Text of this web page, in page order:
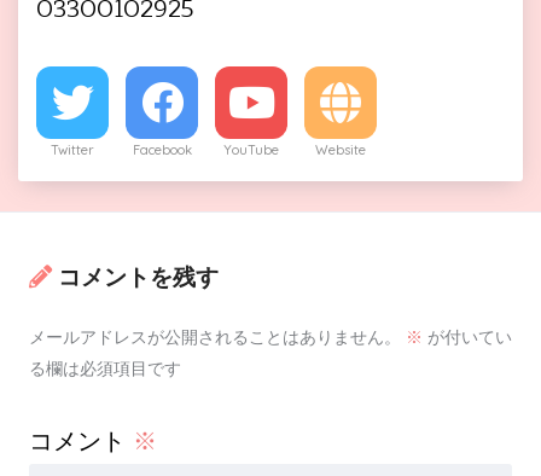
03300102925
Twitter Facebook YouTube Website
コメントを残す
メールアドレスが公開されることはありません。 ※ が付いてい
る欄は必須項目です
コメント ※